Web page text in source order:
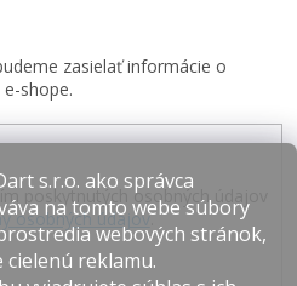
s.r.o. ako správca
na tomto webe súbory
webových stránok,
cielenú reklamu.
zasielať informácie o
shope.
poskytnutých osobných údajov
osobných údajov.